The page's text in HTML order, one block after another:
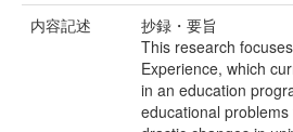
内容記述
抄録・要旨
This research
Experience, which
in an education
educational